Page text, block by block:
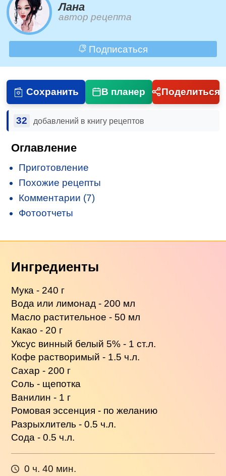
Лана
автор рецепта
Подписаться
Сохранить В планер Поделиться
32 добавлений в книгу рецептов
Оглавление
Приготовление
Похожие рецепты
Комментарии (7)
Фотоотчеты
Ингредиенты
Мука - 240 г
Вода или лимонад - 200 мл
Масло растительное - 50 мл
Какао - 20 г
Уксус винный белый 5% - 1 ст.л.
Кофе растворимый - 1.5 ч.л.
Сахар - 200 г
Соль - щепотка
Ванилин - 1 г
Ромовая эссенция - по желанию
Разрыхлитель - 0.5 ч.л.
Сода - 0.5 ч.л.
0 ч. 40 мин.